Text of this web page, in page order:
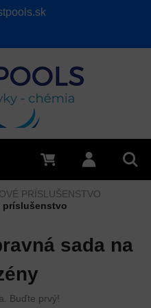
Prihlásiť
PRÍSLUŠENSTVO
príslušenstvo
sada na
Buďte prvý!